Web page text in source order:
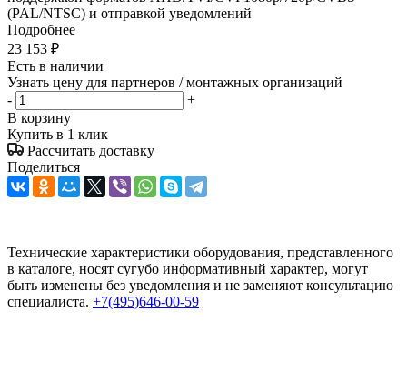
(PAL/NTSC) и отправкой уведомлений
Подробнее
23 153 ₽
Есть в наличии
Узнать цену для партнеров / монтажных организаций
-
+
В корзину
Купить в 1 клик
Рассчитать доставку
Поделиться
Технические характеристики оборудования, представленного
в каталоге, носят сугубо информативный характер, могут
быть изменены без уведомления и не заменяют консультацию
специалиста. +7(495)646-00-59